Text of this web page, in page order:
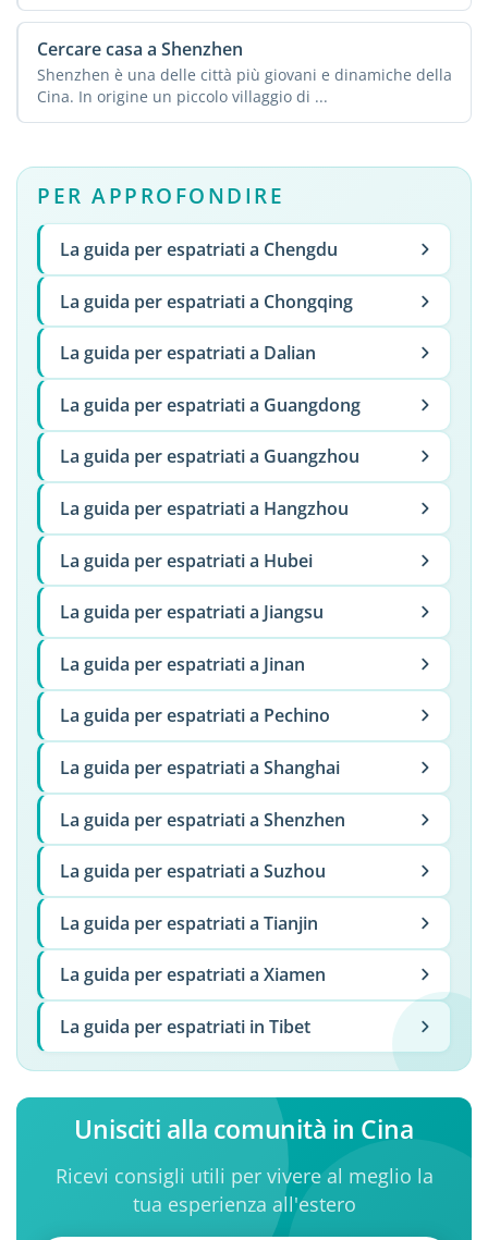
Cercare casa a Shenzhen
Shenzhen è una delle città più giovani e dinamiche della
Cina. In origine un piccolo villaggio di ...
PER APPROFONDIRE
La guida per espatriati a Chengdu
La guida per espatriati a Chongqing
La guida per espatriati a Dalian
La guida per espatriati a Guangdong
La guida per espatriati a Guangzhou
La guida per espatriati a Hangzhou
La guida per espatriati a Hubei
La guida per espatriati a Jiangsu
La guida per espatriati a Jinan
La guida per espatriati a Pechino
La guida per espatriati a Shanghai
La guida per espatriati a Shenzhen
La guida per espatriati a Suzhou
La guida per espatriati a Tianjin
La guida per espatriati a Xiamen
La guida per espatriati in Tibet
Unisciti alla comunità in Cina
Ricevi consigli utili per vivere al meglio la
tua esperienza all'estero